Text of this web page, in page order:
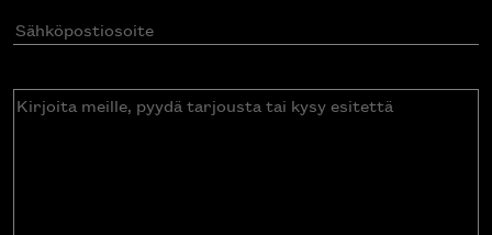
Sähköpostiosoite(Pakollinen)
Kirjoita